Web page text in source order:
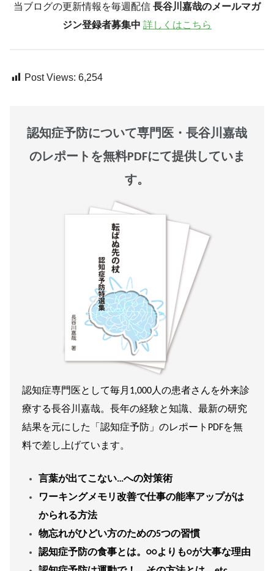
当ブログの更新情報を毎週配信 長谷川嘉哉のメールマガ
ジン登録者募集中 詳しくはこちら
Post Views: 6,254
認知症予防について専門医・長谷川嘉哉
のレポートを無料PDFにて提供していま
す。
認知症専門医として毎月1,000人の患者さんを外来診
療する長谷川嘉哉。長年の経験と知識、最新の研究
結果を元にした「認知症予防」のレポートPDFを無
料で差し上げています。
言葉が出てこない…への対策術
ワーキングメモリ改善で仕事の能率アップがは
かられる方法
物忘れがひどい方のための5つの習慣
認知症予防の食事とは。○○よりも○が大事な理由